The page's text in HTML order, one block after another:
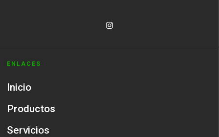
ENLACES
Inicio
Productos
Servicios